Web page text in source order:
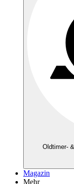
Oldtimer-
Magazin
Mehr